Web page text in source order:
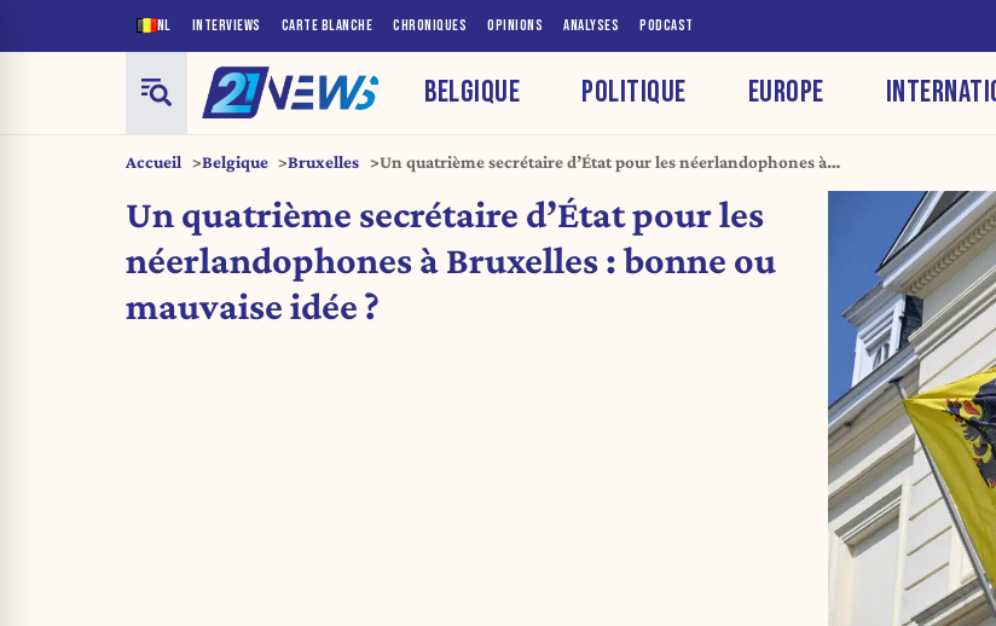
NL INTERVIEWS CARTE BLANCHE CHRONIQUES OPINIONS ANALYSES PODCAST
BELGIQUE POLITIQUE EUROPE
Accueil Belgique Bruxelles
Un quatrième secrétaire d’État pour les néerlandophones à
Un quatrième secrétaire d’État pour les
néerlandophones à Bruxelles : bonne ou
mauvaise idée ?